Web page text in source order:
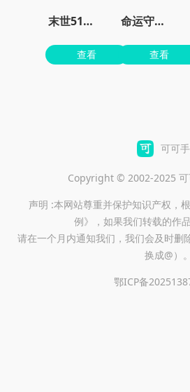
末世51号地堡
查看
命运守护战歌手游
查看
可可
Copyright © 2002-2025 可
声明 :本网站尊重并保护知识产权，
例》，如果我们转载的作
请在一个月内通知我们，我们会及时
换成@）。
鄂ICP备